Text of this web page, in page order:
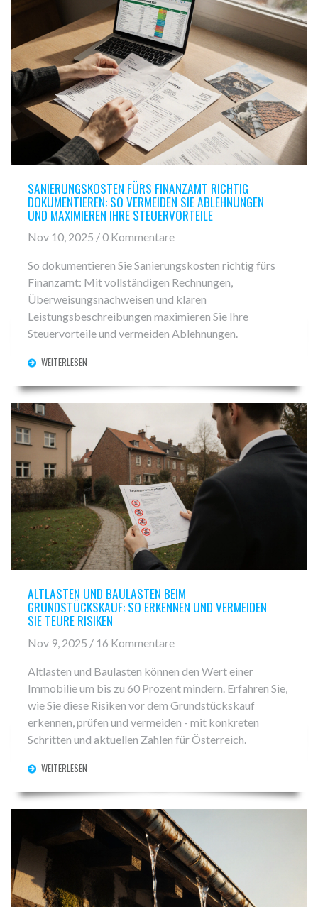
SANIERUNGSKOSTEN FÜRS FINANZAMT RICHTIG
DOKUMENTIEREN: SO VERMEIDEN SIE ABLEHNUNGEN
UND MAXIMIEREN IHRE STEUERVORTEILE
Nov 10, 2025 / 0 Kommentare
So dokumentieren Sie Sanierungskosten richtig fürs
Finanzamt: Mit vollständigen Rechnungen,
Überweisungsnachweisen und klaren
Leistungsbeschreibungen maximieren Sie Ihre
Steuervorteile und vermeiden Ablehnungen.
WEITERLESEN
ALTLASTEN UND BAULASTEN BEIM
GRUNDSTÜCKSKAUF: SO ERKENNEN UND VERMEIDEN
SIE TEURE RISIKEN
Nov 9, 2025 / 16 Kommentare
Altlasten und Baulasten können den Wert einer
Immobilie um bis zu 60 Prozent mindern. Erfahren Sie,
wie Sie diese Risiken vor dem Grundstückskauf
erkennen, prüfen und vermeiden - mit konkreten
Schritten und aktuellen Zahlen für Österreich.
WEITERLESEN